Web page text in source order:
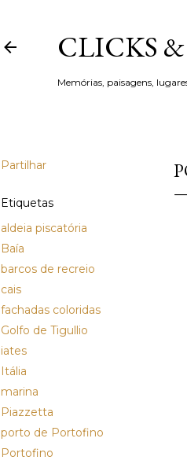
CLICKS
Memórias, paisagens,
Partilhar
Etiquetas
aldeia piscatória
Baía
barcos de recreio
cais
fachadas coloridas
Golfo de Tigullio
iates
Itália
marina
Piazzetta
porto de Portofino
Portofino